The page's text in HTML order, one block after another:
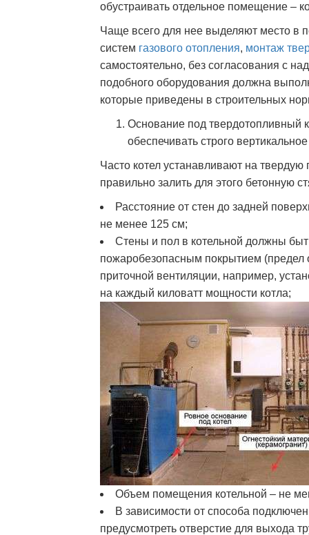
обустраивать отдельное помещение –
Чаще всего для нее выделяют место в
систем газового отопления, монтаж
самостоятельно, без согласования с
подобного оборудования должна
которые приведены в строительных
Основание под твердотопливный
обеспечивать строго
Часто котел устанавливают на
правильно залить для этого бетонную
Расстояние от стен до задней
не менее 125 см;
Стены и пол в котельной должны
пожаробезопасным покрытием (предел
приточной вентиляции, например,
на каждый киловатт мощности котла;
Объем помещения котельной – не
В зависимости от способа
предусмотреть отверстие для выхода